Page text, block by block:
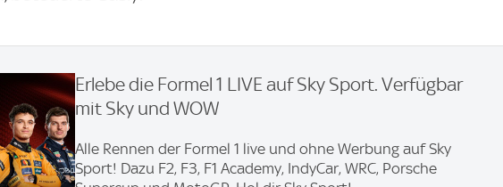
Erlebe die Formel 1 LIVE auf Sky Sport. Verfügbar
mit Sky und WOW
Alle Rennen der Formel 1 live und ohne Werbung auf Sky
Sport! Dazu F2, F3, F1 Academy, IndyCar, WRC, Porsche